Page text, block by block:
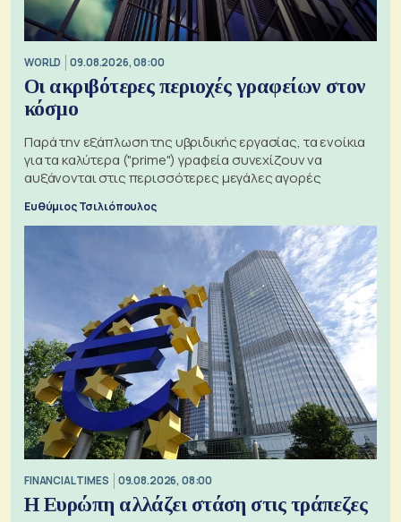
WORLD 09.08.2026, 08:00
Οι ακριβότερες περιοχές γραφείων στον
κόσμο
Παρά την εξάπλωση της υβριδικής εργασίας, τα ενοίκια
για τα καλύτερα ("prime") γραφεία συνεχίζουν να
αυξάνονται στις περισσότερες μεγάλες αγορές
Ευθύμιος Τσιλιόπουλος
FINANCIAL TIMES 09.08.2026, 08:00
Η Ευρώπη αλλάζει στάση στις τράπεζες